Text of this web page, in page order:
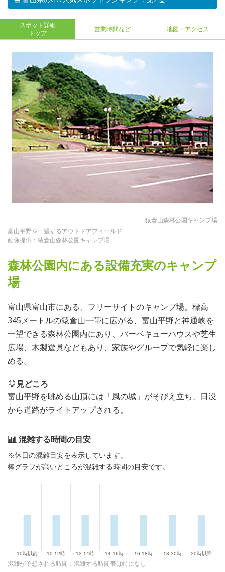
スポット詳細
トップ
営業時間など 地図・アクセス
猿倉山森林公園キャンプ場
富山平野を一望するアウトドアフィールド
画像提供：猿倉山森林公園キャンプ場
森林公園内にある設備充実のキャンプ
場
富山県富山市にある、フリーサイトのキャンプ場。標高
345メートルの猿倉山一帯に広がる、富山平野と神通峡を
一望できる森林公園内にあり、バーベキューハウスや芝生
広場、木製遊具などもあり、家族やグループで気軽に楽し
める。
見どころ
富山平野を眺める山頂には「風の城」がそびえ立ち、日没
から道路がライトアップされる。
混雑する時間の目安
※休日の混雑目安を表示しています。
棒グラフが高いところが混雑する時間の目安です。
混雑が予想される時間：混雑する時間帯は特になし